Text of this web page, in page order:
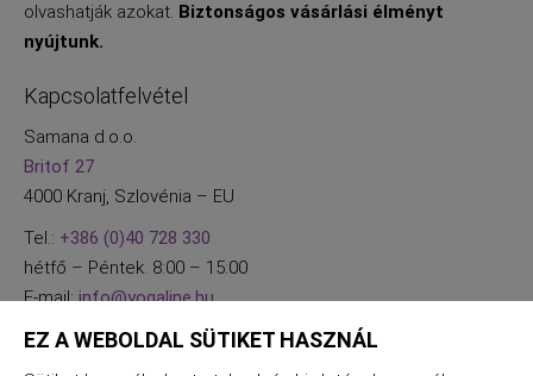
olvashatják azokat. Biztonságos vásárlási élményt
nyújtunk.
Kapcsolatfelvétel
Samana d.o.o.
Britof 27
4000 Kranj, Szlovénia – EU
Tel.: +386 (0)40 728 330
hétfő – Péntek. 8:00 – 15:00
E-mail:info@yogaline.hu
EZ A WEBOLDAL SÜTIKET HASZNÁL